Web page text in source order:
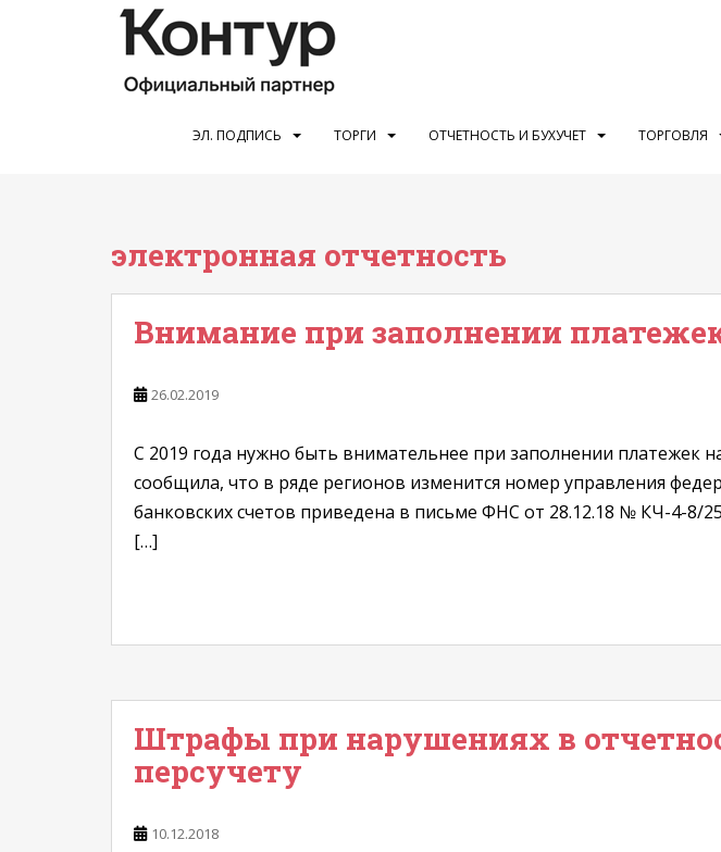
ЭЛ. ПОДПИСЬ ТОРГИ ОТЧЕТНОСТЬ И БУХУЧЕТ ТОРГОВЛЯ
электронная отчетность
Внимание при заполнении
26.02.2019
С 2019 года нужно быть внимательнее при заполнении платежек
сообщила, что в ряде регионов изменится номер управления
банковских счетов приведена в письме ФНС от 28.12.18 № КЧ-4-8/
[…]
Штрафы при нарушениях в
персучету
10.12.2018